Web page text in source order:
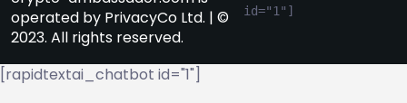
operated by PrivacyCo Ltd. | ©
2023. All rights reserved.
id="1"]
[rapidtextai_chatbot id="1"]